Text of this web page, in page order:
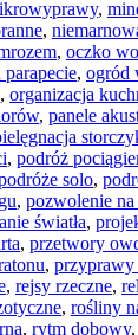
,
,
, oczko
, ogród
, organizacja
, panele
, podróż
solo,
, pozwolenie
światła,
, przetwory
, przyprawy
, rejsy rzeczne,
, rośliny
, rytm dobowy,